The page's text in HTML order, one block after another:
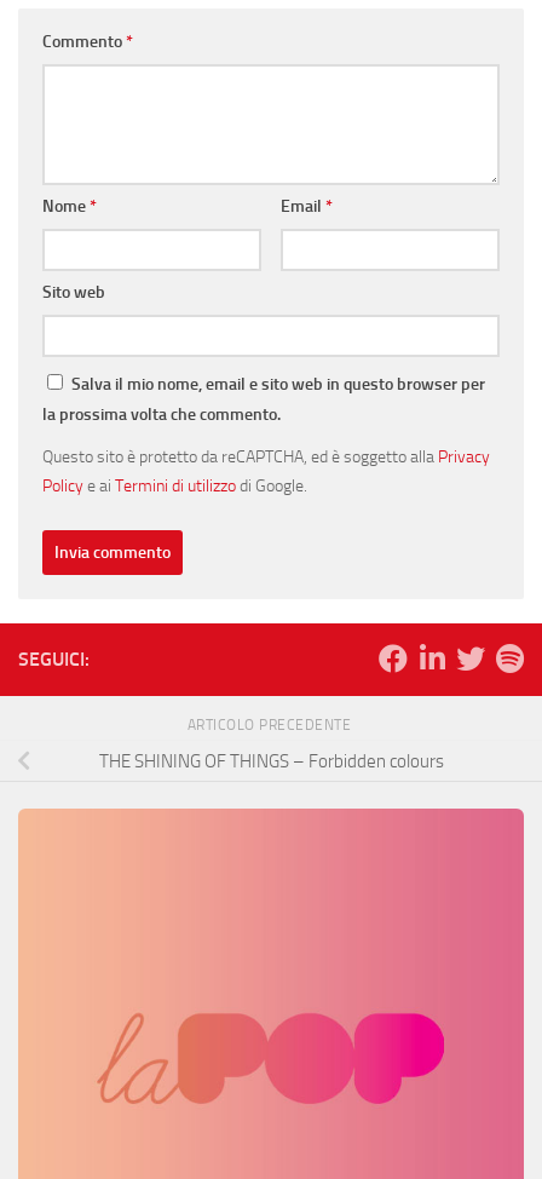
Commento*
Nome* Email *
Sito web
Salva il mio nome, email e sito web in questo browser per
la prossima volta che commento.
Questo sito è protetto da reCAPTCHA, ed è soggetto alla Privacy
Policye ai Termini di utilizzodi Google.
SEGUICI:
ARTICOLO PRECEDENTE
THE SHINING OF THINGS – Forbidden colours